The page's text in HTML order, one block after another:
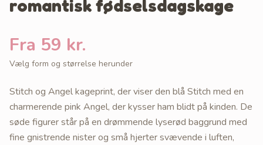
romantisk fødselsdagskage
Fra 59 kr.
Vælg form og størrelse herunder
Stitch og Angel kageprint, der viser den blå Stitch med en
charmerende pink Angel, der kysser ham blidt på kinden. De
søde figurer står på en drømmende lyserød baggrund med
fine gnistrende nister og små hjerter svævende i luften,